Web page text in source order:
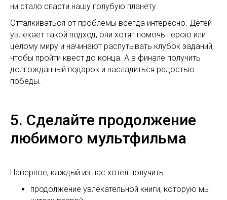
ни стало спасти нашу голубую планету.
Отталкиваться от проблемы всегда интересно. Детей
увлекает такой подход, они хотят помочь герою или
целому миру и начинают распутывать клубок заданий,
чтобы пройти квест до конца. А в финале получить
долгожданный подарок и насладиться радостью
победы.
5. Сделайте продолжение
любимого мультфильма
Наверное, каждый из нас хотел получить:
продолжение увлекательной книги, которую мы